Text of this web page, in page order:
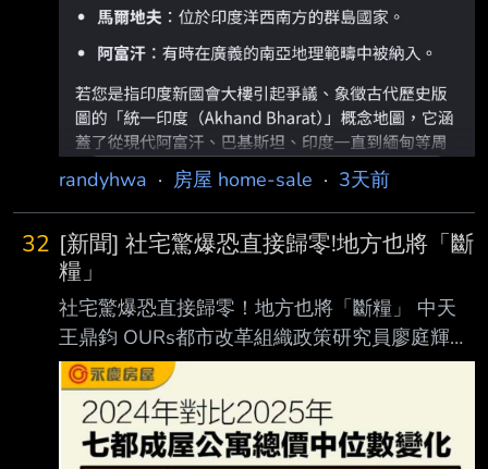
randyhwa · 房屋 home-sale · 3天前
32 [新聞] 社宅驚爆恐直接歸零!地方也將「斷
糧」
社宅驚爆恐直接歸零！地方也將「斷糧」 中天
王鼎鈞 OURs都市改革組織政策研究員廖庭輝
（洛書）31日發文痛批，賴清德政府的新版社宅
計畫 將13萬戶目標大砍至3萬戶，更中斷地方補
助。他直指「台灣社宅制度，即將死在賴清德
手上」，抨擊政策跳票。 廖庭輝指出，根據新